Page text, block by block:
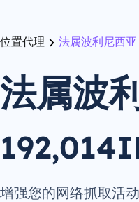
位置代理 法属波利尼西亚
法属波
增强您的网络抓取活